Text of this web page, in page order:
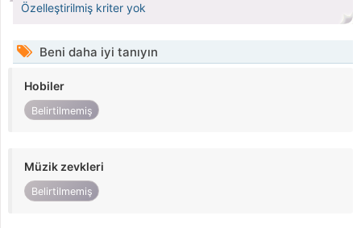
Özelleştirilmiş kriter yok
Beni daha iyi tanıyın
Hobiler
Belirtilmemiş
Müzik zevkleri
Belirtilmemiş